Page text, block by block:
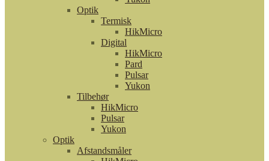
Optik
Termisk
HikMicro
Digital
HikMicro
Pard
Pulsar
Yukon
Tilbehør
HikMicro
Pulsar
Yukon
Optik
Afstandsmåler